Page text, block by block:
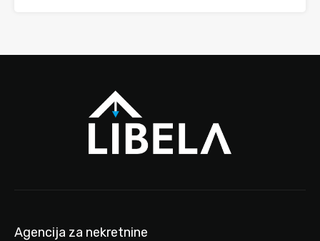
Agencija za nekretnine